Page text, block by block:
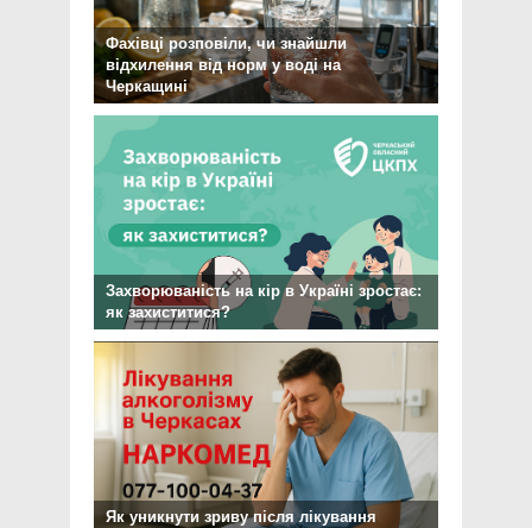
Фахівці розповіли, чи знайшли
відхилення від норм у воді на
Черкащині
Захворюваність на кір в Україні зростає:
як захиститися?
Як уникнути зриву після лікування